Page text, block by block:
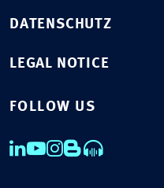
DATENSCHUTZ
LEGAL NOTICE
FOLLOW US